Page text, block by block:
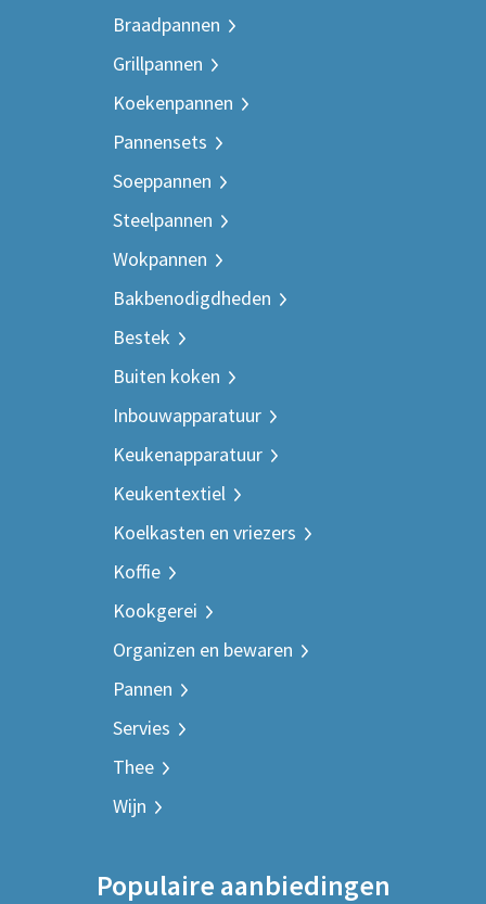
Braadpannen
Grillpannen
Koekenpannen
Pannensets
Soeppannen
Steelpannen
Wokpannen
Bakbenodigdheden
Bestek
Buiten koken
Inbouwapparatuur
Keukenapparatuur
Keukentextiel
Koelkasten en vriezers
Koffie
Kookgerei
Organizen en bewaren
Pannen
Servies
Thee
Wijn
Populaire aanbiedingen